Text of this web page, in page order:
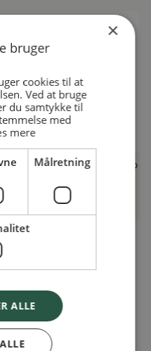
Bold 12 cm. Kanin og Kat, Djeco
39,95 kr
×
bruger
cookies til at
Ved at bruge
du samtykke til
med
mere
Målretning
ALLE